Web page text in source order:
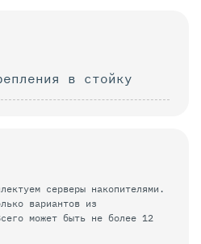
в стойку
серверы накопителями.
вариантов из
может быть не более 12